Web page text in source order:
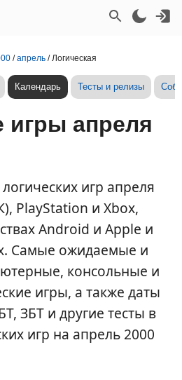
/апрель /Логическая
Календарь Тесты и релизы
игры апреля
игр апреля
PlayStation и Xbox,
Android и Apple и
Самые ожидаемые и
консольные и
игры, а также даты
ЗБТ и другие тесты в
игр на апрель 2000